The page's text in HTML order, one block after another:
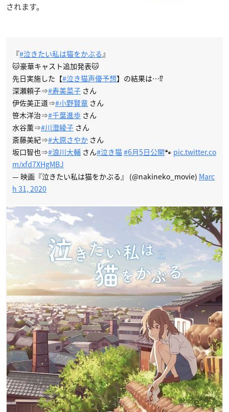
されます。
『#泣きたい私は猫をかぶる 』
🐱豪華キャスト追加発表🐱
先日実施した【#泣き猫声優予想】の結果は…⁉
深瀬頼子⇒#寿美菜子 さん
伊佐美正道⇒#小野賢章 さん
笹木洋治⇒#千葉進歩 さん
水谷薫⇒#川澄綾子 さん
斎藤美紀⇒#大原さやか さん
坂口智也⇒#浪川大輔 さん#泣き猫#6月5日公開🐾 pic.twitter.co
m/xfd7XHgMBJ
— 映画『泣きたい私は猫をかぶる』 (@nakineko_movie) Marc
h 31, 2020